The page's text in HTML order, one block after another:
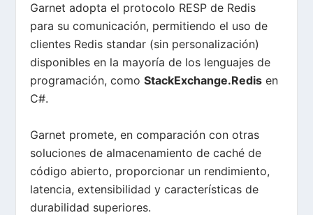
Garnet adopta el protocolo RESP de Redis
para su comunicación, permitiendo el uso de
clientes Redis standar (sin personalización)
disponibles en la mayoría de los lenguajes de
programación, comoStackExchange.Redis en
C#.
Garnet promete, en comparación con otras
soluciones de almacenamiento de caché de
código abierto, proporcionar un rendimiento,
latencia, extensibilidad y características de
durabilidad superiores.